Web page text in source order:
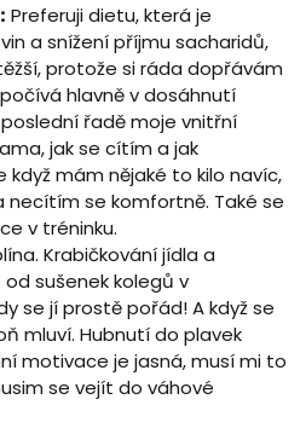
Preferuji dietu, která je
a snížení příjmu sacharidů,
protože si ráda dopřávám
hlavně v dosáhnutí
řadě moje vnitřní
jak se cítím a jak
když mám nějaké to kilo navíc,
necítím se komfortně. Také se
v tréninku.
Krabičkování jídla a
sušenek kolegů v
se jí prostě pořád! A když se
mluví. Hubnutí do plavek
motivace je jasná, musí mi to
se vejít do váhové